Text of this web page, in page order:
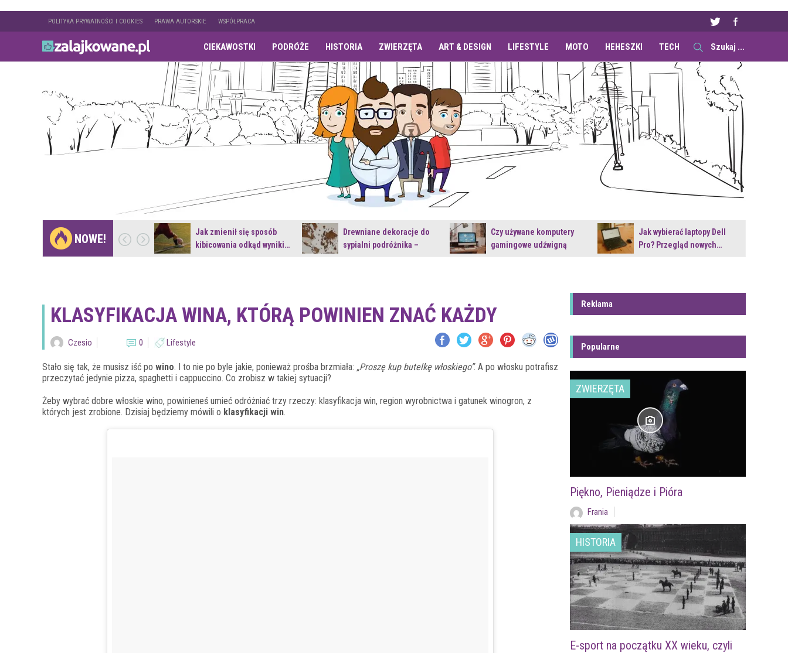
POLITYKA PRYWATNOŚCI I COOKIES PRAWA AUTORSKIE WSPÓŁPRACA
CIEKAWOSTKI PODRÓŻE HISTORIA ZWIERZĘTA ART & DESIGN LIFESTYLE MOTO HEHESZKI TECH
NOWE!
Gdzie pojechać na
weekend z naturą w…
Jak zmienił się sposób
kibicowania odkąd wyniki…
Drewniane dekoracje do
sypialni podróżnika –
Czy używane komputery
gamingowe udźwigną
Jak wybierać laptopy Dell
Pro? Przegląd nowych…
KLASYFIKACJA WINA, KTÓRĄ POWINIEN ZNAĆ KAŻDY
Czesio 0 Lifestyle
Stało się tak, że musisz iść po wino. I to nie po byle jakie, ponieważ prośba brzmiała: „Proszę kup butelkę włoskiego”. A po włosku potrafisz
przeczytać jedynie pizza, spaghetti i cappuccino. Co zrobisz w takiej sytuacji?
Żeby wybrać dobre włoskie wino, powinieneś umieć odróżniać trzy rzeczy: klasyfikacja win, region wyrobnictwa i gatunek winogron, z
których jest zrobione. Dzisiaj będziemy mówili o klasyfikacji win.
Reklama
Popularne
ZWIERZĘTA
Piękno, Pieniądze i Pióra
Frania
HISTORIA
E-sport na początku XX wieku, czyli